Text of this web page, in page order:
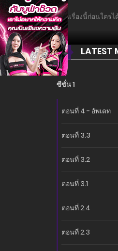
อ่านเรื่องนี้ก่อนใครไ
LATEST
ซีซั่น 1
ตอนที่ 4 - อัพเดท
ตอนที่ 3.3
ตอนที่ 3.2
ตอนที่ 3.1
ตอนที่ 2.4
ตอนที่ 2.3